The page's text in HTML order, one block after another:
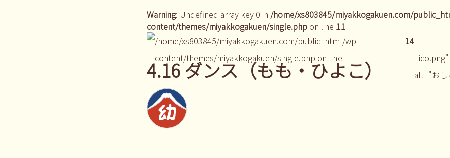
Warning: Undefined array key 0 in /home/xs803845/miyakkogakuen.com/
content/themes/miyakkogakuen/single.php on line 11
/home/xs803845/miyakkogakuen.com/public_html/wp-
content/themes/miyakkogakuen/single.php on line
14
_ico.png"
alt="お
4.16 ダンス（もも・ひよこ）